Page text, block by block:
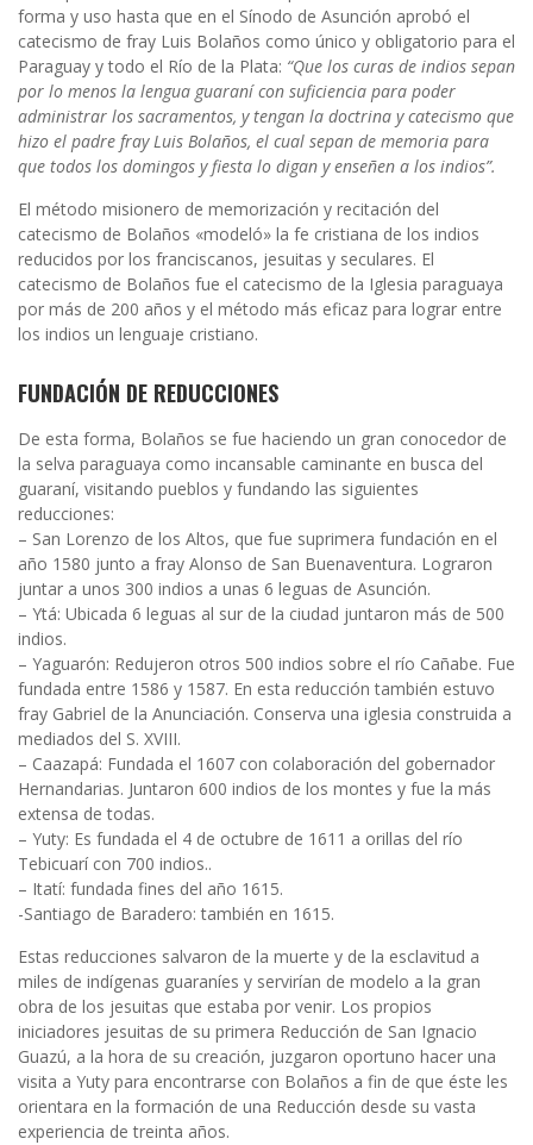
forma y uso hasta que en el Sínodo de Asunción aprobó el
catecismo de fray Luis Bolaños como único y obligatorio para el
Paraguay y todo el Río de la Plata: “Que los curas de indios sepan
por lo menos la lengua guaraní con suficiencia para poder
administrar los sacramentos, y tengan la doctrina y catecismo que
hizo el padre fray Luis Bolaños, el cual sepan de memoria para
que todos los domingos y fiesta lo digan y enseñen a los indios”.
El método misionero de memorización y recitación del
catecismo de Bolaños «modeló» la fe cristiana de los indios
reducidos por los franciscanos, jesuitas y seculares. El
catecismo de Bolaños fue el catecismo de la Iglesia paraguaya
por más de 200 años y el método más eficaz para lograr entre
los indios un lenguaje cristiano.
FUNDACIÓN DE REDUCCIONES
De esta forma, Bolaños se fue haciendo un gran conocedor de
la selva paraguaya como incansable caminante en busca del
guaraní, visitando pueblos y fundando las siguientes
reducciones:
– San Lorenzo de los Altos, que fue suprimera fundación en el
año 1580 junto a fray Alonso de San Buenaventura. Lograron
juntar a unos 300 indios a unas 6 leguas de Asunción.
– Ytá: Ubicada 6 leguas al sur de la ciudad juntaron más de 500
indios.
– Yaguarón: Redujeron otros 500 indios sobre el río Cañabe. Fue
fundada entre 1586 y 1587. En esta reducción también estuvo
fray Gabriel de la Anunciación. Conserva una iglesia construida a
mediados del S. XVIII.
– Caazapá: Fundada el 1607 con colaboración del gobernador
Hernandarias. Juntaron 600 indios de los montes y fue la más
extensa de todas.
– Yuty: Es fundada el 4 de octubre de 1611 a orillas del río
Tebicuarí con 700 indios..
– Itatí: fundada fines del año 1615.
-Santiago de Baradero: también en 1615.
Estas reducciones salvaron de la muerte y de la esclavitud a
miles de indígenas guaraníes y servirían de modelo a la gran
obra de los jesuitas que estaba por venir. Los propios
iniciadores jesuitas de su primera Reducción de San Ignacio
Guazú, a la hora de su creación, juzgaron oportuno hacer una
visita a Yuty para encontrarse con Bolaños a fin de que éste les
orientara en la formación de una Reducción desde su vasta
experiencia de treinta años.